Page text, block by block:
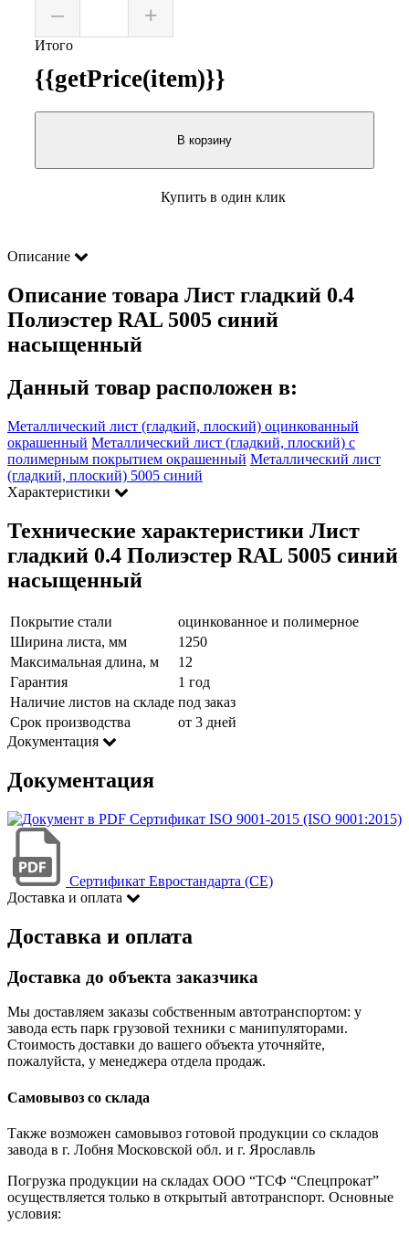
– +
Итого
{{getPrice(item)}}
В корзину
Купить в один клик
Описание
Описание товара Лист гладкий 0.4
Полиэстер RAL 5005 синий
насыщенный
Данный товар расположен в:
Металлический лист (гладкий, плоский) оцинкованный
окрашенный Металлический лист (гладкий, плоский) с
полимерным покрытием окрашенный Металлический лист
(гладкий, плоский) 5005 синий
Характеристики
Технические характеристики Лист
гладкий 0.4 Полиэстер RAL 5005 синий
насыщенный
Покрытие стали
оцинкованное и полимерное
Ширина листа, мм
1250
Максимальная длина, м
12
Гарантия
1 год
Наличие листов на складе под заказ
Срок производства
от 3 дней
Документация
Документация
Сертификат ISO 9001-2015 (ISO 9001:2015)
Сертификат Евростандарта (CE)
Доставка и оплата
Доставка и оплата
Доставка до объекта заказчика
Мы доставляем заказы собственным автотранспортом: у
завода есть парк грузовой техники с манипуляторами.
Стоимость доставки до вашего объекта уточняйте,
пожалуйста, у менеджера отдела продаж.
Самовывоз со склада
Также возможен самовывоз готовой продукции со складов
завода в г. Лобня Московской обл. и г. Ярославль
Погрузка продукции на складах ООО “ТСФ “Спецпрокат”
осуществляется только в открытый автотранспорт. Основные
условия: